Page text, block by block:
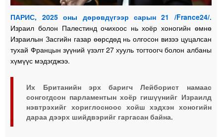
ПАРИС, 2025 оны дөрөвдүгээр сарын 21 /France24/.
Израил болон Палестинд очихоос нь хоёр хоногийн өмнө
Израилын Засгийн газар өөрсдөд нь олгосон визээ цуцалсан
тухай Францын зүүний үзэлт 27 хууль тогтоогч болон албаны
хүмүүс мэдэгджээ.
Их Британийн эрх баригч Лейборист намаас
сонгогдсон парламентын хоёр гишүүнийг Израилд
нэвтрэхийг хориглосноос хойш хэдхэн хоногийн
дараа дээрх шийдвэрийг гаргасан байна.